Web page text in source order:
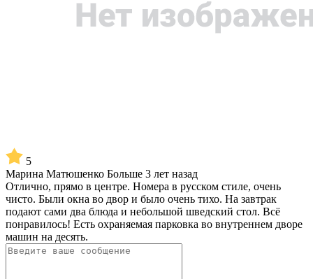
5
Марина Матюшенко Больше 3 лет назад
Отлично, прямо в центре. Номера в русском стиле, очень
чисто. Были окна во двор и было очень тихо. На завтрак
подают сами два блюда и небольшой шведский стол. Всё
понравилось! Есть охраняемая парковка во внутреннем дворе
машин на десять.